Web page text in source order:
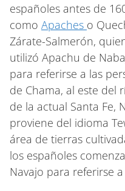
españoles antes de
como Apaches o
Zárate-Salmerón,
utilizó Apachu de
para referirse a las
de Chama, al este del
de la actual Santa Fe,
proviene del idioma
área de tierras
los españoles
Navajo para referirse